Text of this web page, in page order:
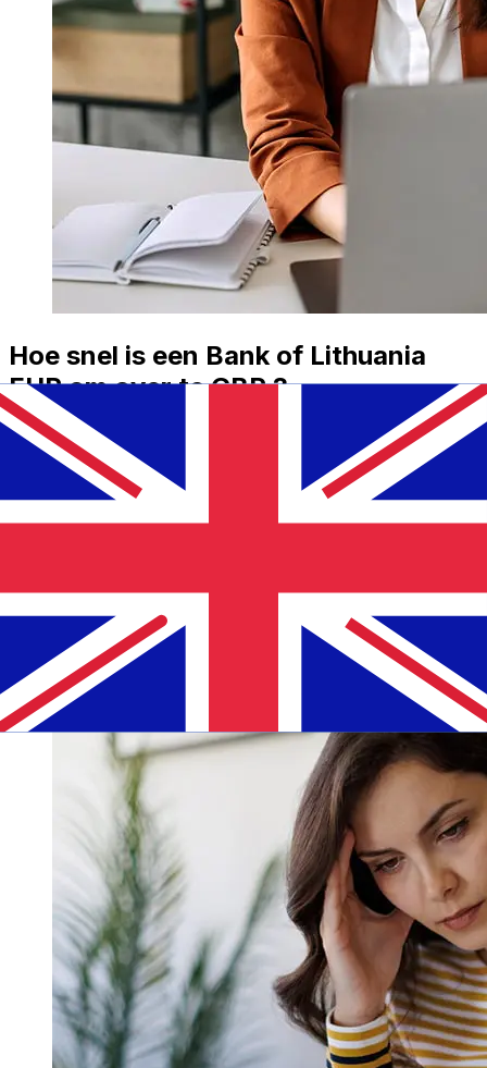
Hoe snel is een Bank of Lithuania
EUR om over te GBP ?
Bezorgtijden voor internationale overboekingen met
Bank of Lithuania van Euro Lidstaten tot Verenigd
Koninkrijk variëren afhankelijk van de betaalmethode en
het tijdstip van transacties. Internationale
bankoverschrijvingen duren meestal 1 tot 5 werkdagen.
Lietuvos Bankas (Bank of Lithuania)de afkaptijden om
vertragingen te voorkomen.